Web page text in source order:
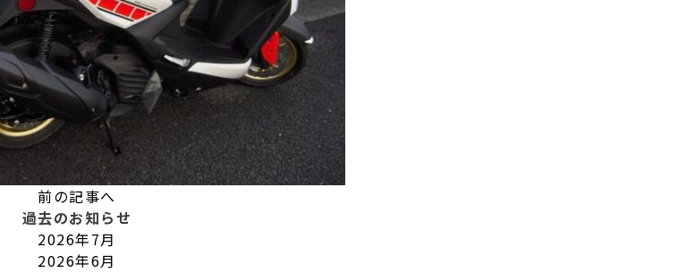
前の記事へ
過去のお知らせ
2026年7月
2026年6月